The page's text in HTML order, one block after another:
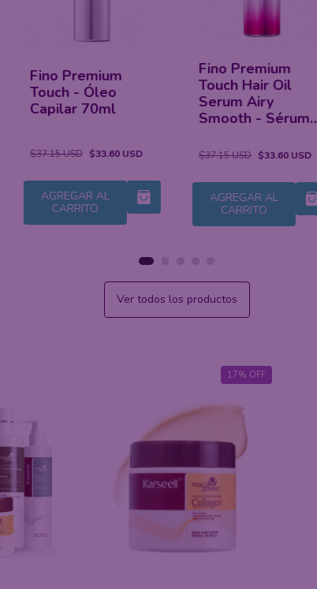
Fino Premium
Touch Hair Oil
Serum Airy
Smooth - Sérum
$37.15 USD $33.60 USD
AGREGAR AL
CARRITO
Karseell Collagen
Hair Treatment
Esencia de
mascarilla capilar
cabello seco y
$40.71 USD $33.60 USD
AGREGAR AL
CARRITO
Ver todos los productos
63% OFF